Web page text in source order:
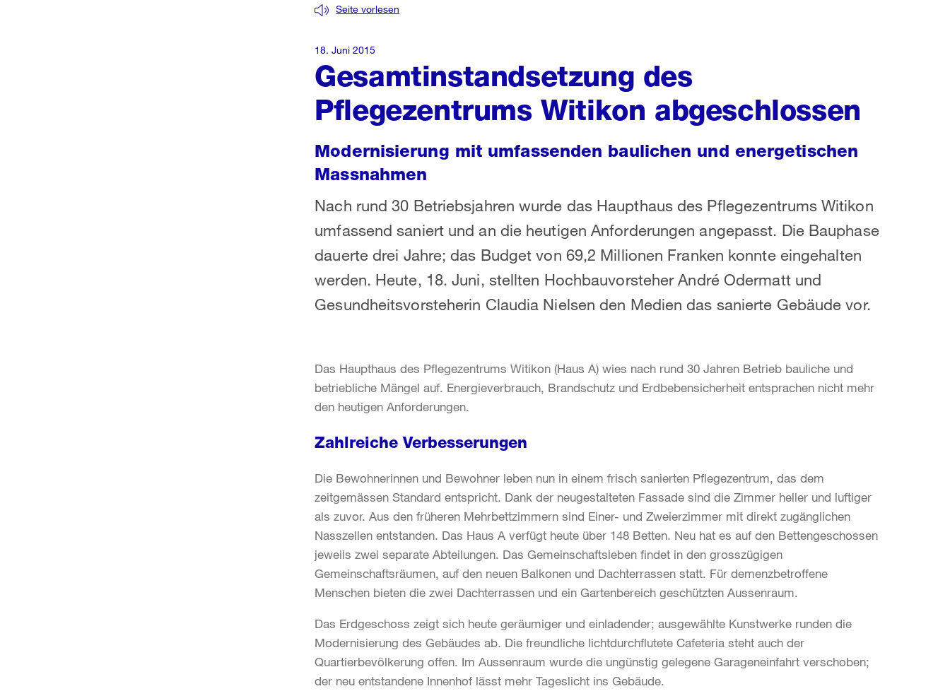
Gesamtinstandsetzung des
Pflegezentrums Witikon abgeschlossen
Seite vorlesen
Modernisierung mit umfassenden baulichen und energetischen
Massnahmen
Nach rund 30 Betriebsjahren wurde das Haupthaus des Pflegezentrums Witikon
umfassend saniert und an die heutigen Anforderungen angepasst. Die Bauphase
dauerte drei Jahre; das Budget von 69,2 Millionen Franken konnte eingehalten
werden. Heute, 18. Juni, stellten Hochbauvorsteher André Odermatt und
Gesundheitsvorsteherin Claudia Nielsen den Medien das sanierte Gebäude vor.
18. Juni 2015
Das Haupthaus des Pflegezentrums Witikon (Haus A) wies nach rund 30 Jahren Betrieb bauliche und
betriebliche Mängel auf. Energieverbrauch, Brandschutz und Erdbebensicherheit entsprachen nicht mehr
den heutigen Anforderungen.
Zahlreiche Verbesserungen
Die Bewohnerinnen und Bewohner leben nun in einem frisch sanierten Pflegezentrum, das dem
zeitgemässen Standard entspricht. Dank der neugestalteten Fassade sind die Zimmer heller und luftiger
als zuvor. Aus den früheren Mehrbettzimmern sind Einer- und Zweierzimmer mit direkt zugänglichen
Nasszellen entstanden. Das Haus A verfügt heute über 148 Betten. Neu hat es auf den Bettengeschossen
jeweils zwei separate Abteilungen. Das Gemeinschaftsleben findet in den grosszügigen
Gemeinschaftsräumen, auf den neuen Balkonen und Dachterrassen statt. Für demenzbetroffene
Menschen bieten die zwei Dachterrassen und ein Gartenbereich geschützten Aussenraum.
Das Erdgeschoss zeigt sich heute geräumiger und einladender; ausgewählte Kunstwerke runden die
Modernisierung des Gebäudes ab. Die freundliche lichtdurchflutete Cafeteria steht auch der
Quartierbevölkerung offen. Im Aussenraum wurde die ungünstig gelegene Garageneinfahrt verschoben;
der neu entstandene Innenhof lässt mehr Tageslicht ins Gebäude.